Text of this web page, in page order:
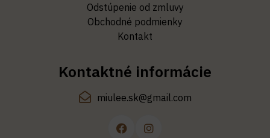
Odstúpenie od zmluvy
Obchodné podmienky
Kontakt
Kontaktné informácie
miulee.sk@gmail.com